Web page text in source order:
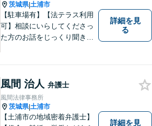
茨城県|土浦市
【駐車場有】【法テラス利用
可】相談にいらしてくださっ
た方のお話をじっくり聞き、
す。皆様が相談しやすい環境
を整えておりますので、お気
軽にご相談ください。
詳細を見
る
風間 治人 弁護士
風間法律事務所
茨城県|土浦市
【土浦市の地域密着弁護士】
詳細を見